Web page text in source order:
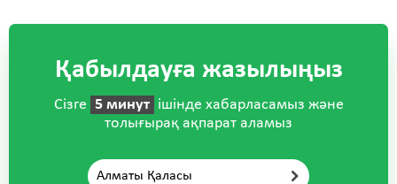
Қабылдауға жазылыңыз
Сізге 5 минут ішінде хабарласамыз және
толығырақ ақпарат аламыз
Алматы Қаласы